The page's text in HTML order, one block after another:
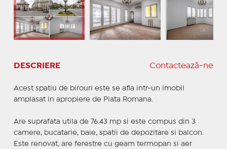
DESCRIERE Contactează-ne
Acest spatiu de birouri este se afla intr-un imobil
amplasat in apropiere de Piata Romana.
Are suprafata utila de 76.43 mp si este compus din 3
camere, bucatarie, baie, spatii de depozitare si balcon.
Este renovat, are ferestre cu geam termopan si aer